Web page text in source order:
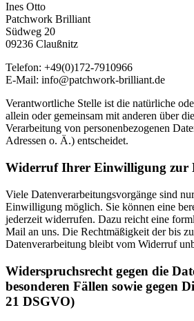
Ines Otto
Patchwork Brilliant
Südweg 20
09236 Claußnitz
Telefon: +49(0)172-7910966
E-Mail: info@patchwork-brilliant.de
Verantwortliche Stelle ist die natürliche
allein oder gemeinsam mit anderen über
Verarbeitung von personenbezogenen
Adressen o. Ä.) entscheidet.
Widerruf Ihrer Einwilligung zur
Viele Datenverarbeitungsvorgänge sind
Einwilligung möglich. Sie können eine
jederzeit widerrufen. Dazu reicht eine
Mail an uns. Die Rechtmäßigkeit der bis
Datenverarbeitung bleibt vom Widerruf
Widerspruchsrecht gegen die
besonderen Fällen sowie gegen
21 DSGVO)